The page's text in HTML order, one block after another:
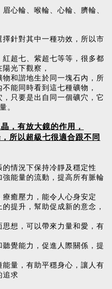
心輪、喉輪、心輪、臍輪、
針對其中一種功效，所以市
超七、紫超七等等，很多都
光下觀察，
和諧地生於同一塊石內，所
能同時看到這七種礦物，
只要是出自同一個礦穴，它
。
，有放大鏡的作用，
所以超級七很適合跟不同
情況下保持冷靜及穩定性
能量的流動，提高所有脈輪
癒壓力，能令人心身安定
提升，幫助促成新的意念，
想，可以帶來力量和愛，有
覺能力，促進人際關係，提
量，有助平穩身心，讓人有
追求